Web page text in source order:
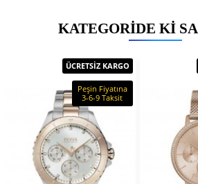
KATEGORIDE KI
ÜCRETSİZ KARGO
Peşin Fiyatına
3-6-9 Taksit